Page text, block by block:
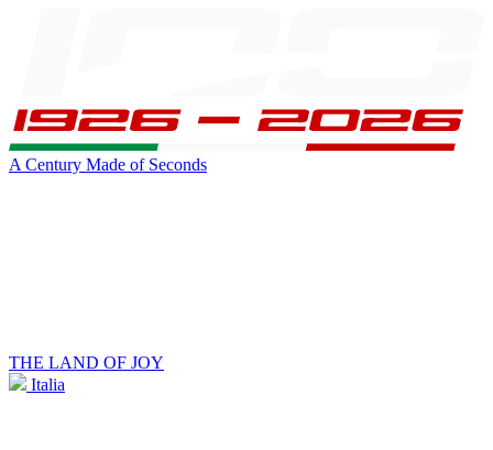
A Century Made of Seconds
THE LAND OF JOY
Italia